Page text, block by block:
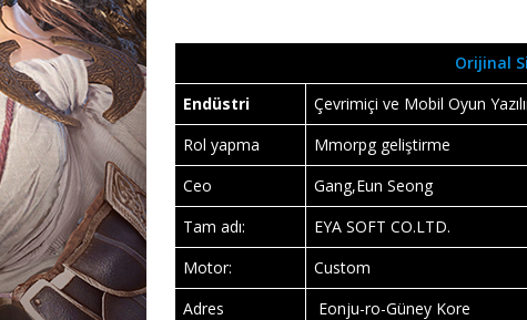
Orijinal
Endüstri
Çevrimiçi ve Mobil Oyun
Rol yapma
Mmorpg geliştirme
Ceo
Gang,Eun Seong
Tam adı:
EYA SOFT CO.LTD.
Motor:
Custom
Adres
Eonju-ro-Güney Kore